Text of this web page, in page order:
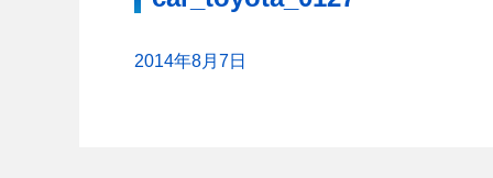
2014年8月7日